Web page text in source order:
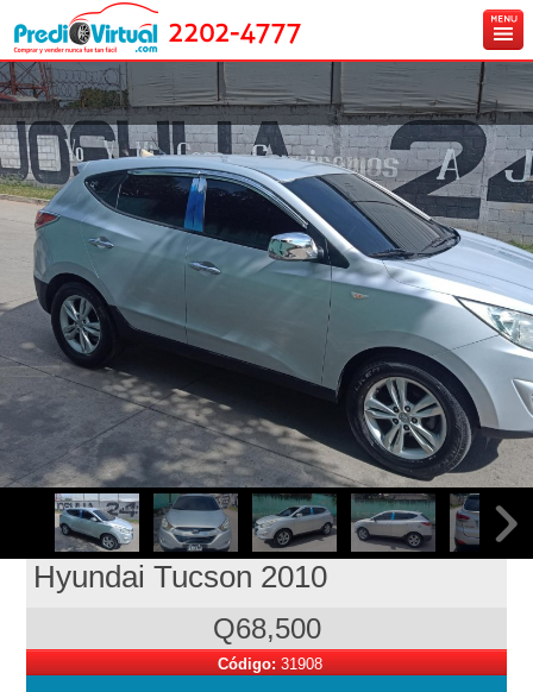
2202-4777
Inicio
Ingresa tu vehículo gratis
Carros en venta
Créditos y Seguros
Contáctanos
Hyundai Tucson 2010
Q68,500
Código:31908